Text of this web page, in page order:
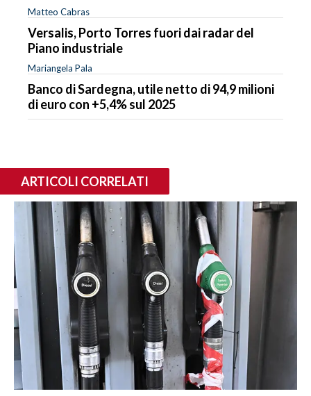
Matteo Cabras
Versalis, Porto Torres fuori dai radar del
Piano industriale
Mariangela Pala
Banco di Sardegna, utile netto di 94,9 milioni
di euro con +5,4% sul 2025
ARTICOLI CORRELATI